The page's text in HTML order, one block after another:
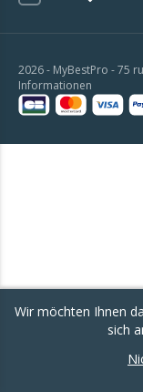
2026 - MyBestPro - 75
Informationen
Wir möchten Ihnen
sich